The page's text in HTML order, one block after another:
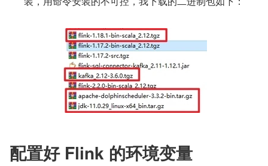
配置好 Flink 的环境变量